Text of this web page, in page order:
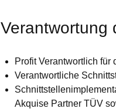
Verantwortung
Profit Verantwortlich für
Verantwortliche
Akquise Partner TÜV